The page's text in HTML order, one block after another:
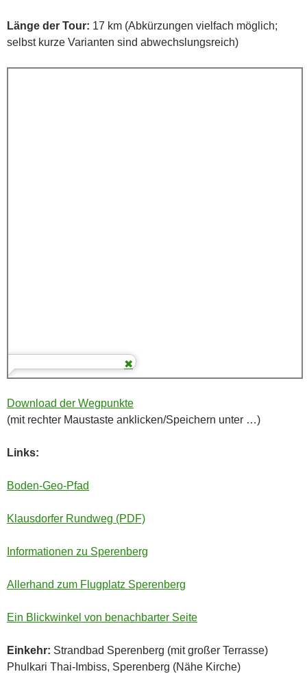
Länge der Tour: 17 km (Abkürzungen vielfach möglich;
selbst kurze Varianten sind abwechslungsreich)
Download der Wegpunkte
(mit rechter Maustaste anklicken/Speichern unter …)
Links:
Boden-Geo-Pfad
Klausdorfer Rundweg (PDF)
Informationen zu Sperenberg
Allerhand zum Flugplatz Sperenberg
Ein Blickwinkel von benachbarter Seite
Einkehr: Strandbad Sperenberg (mit großer Terrasse)
Phulkari Thai-Imbiss, Sperenberg (Nähe Kirche)